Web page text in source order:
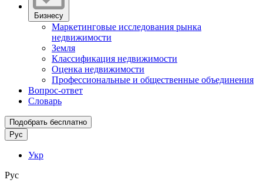
Бизнесу
Маркетинговые исследования рынка
недвижимости
Земля
Классификация недвижимости
Оценка недвижимости
Профессиональные и общественные объединения
Вопрос-ответ
Словарь
Подобрать бесплатно
Рус
Укр
Рус